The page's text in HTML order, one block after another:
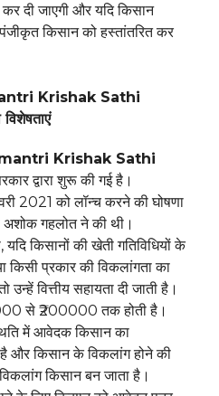
दी जाएगी और यदि किसान
किसान को हस्तांतरित कर
Krishak Sathi
Krishak Sathi
द्वारा शुरू की गई है।
2021 को लॉन्च करने की घोषणा
गहलोत ने की थी।
किसानों की खेती गतिविधियों के
किसी प्रकार की विकलांगता का
उन्हें वित्तीय सहायता दी जाती है।
से ₹200000 तक होती है।
में आवेदक किसान का
है और किसान के विकलांग होने की
किसान बन जाता है।